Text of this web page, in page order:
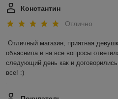
Константин
Отлично
Отличный магазин, приятная
объяснила и на все вопросы
следующий день как и
все! :)